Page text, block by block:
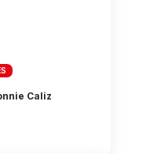
Caliz